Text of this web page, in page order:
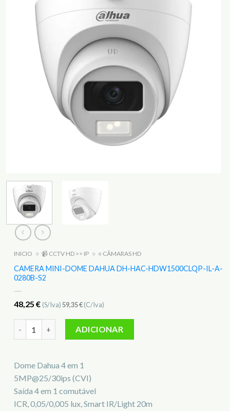
INICIO ○ 📹 CCTV HD >> IP ○ ○ CÂMARAS HD
CAMERA MINI-DOME DAHUA DH-HAC-HDW1500CLQP-IL-A-
0280B-S2
48,25 € (S/Iva)59,35€(C/Iva)
ADICIONAR
Dome Dahua 4 em 1
5MP@25/30ips (CVI)
Saída 4 em 1 comutável
ICR, 0,05/0,005 lux, Smart IR/Light 20m